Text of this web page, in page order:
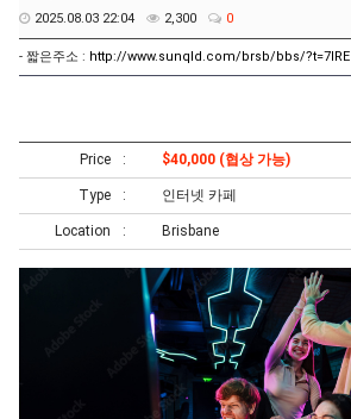
2025.08.03 22:04 2,300 0
- 짧은주소 : http://www.sunqld.com/brsb/bbs/?t=7lRE
Price $40,000 (협상 가능)
Type 인터넷 카페
Location Brisbane